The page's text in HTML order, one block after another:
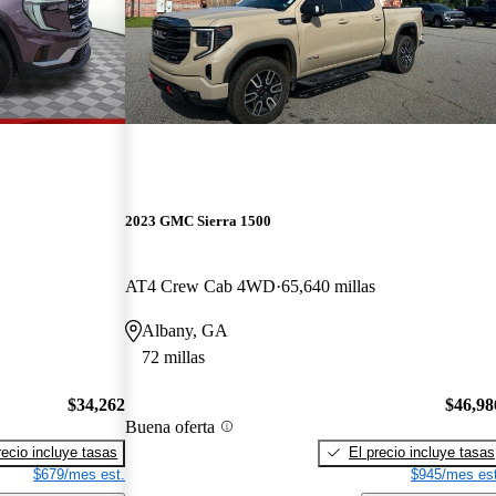
$34,262
incluye tasas
$679/mes est.
2023 GMC Sierra 1500
AT4 Crew Cab 4WD 65,640 millas
Albany, GA
72 millas
Buena oferta
El precio incluye tasas
$945/mes